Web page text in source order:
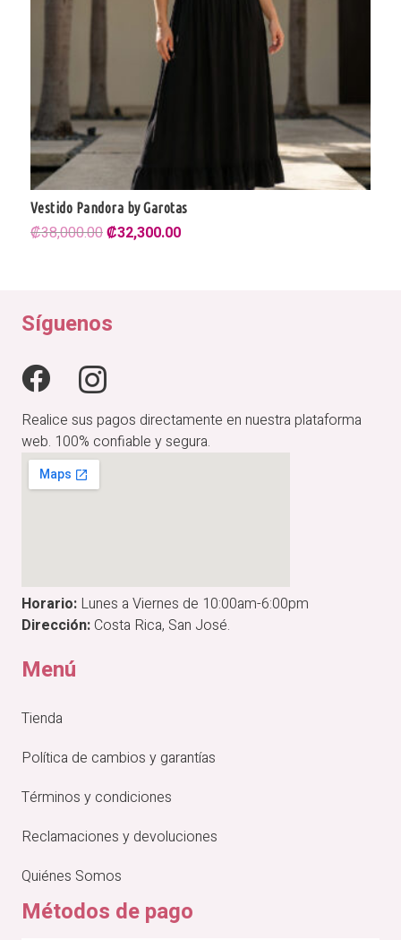
Vestido Pandora by Garotas
₡38,000.00El
₡38,000.00.
₡32,300.00El
Síguenos
Realice sus pagos directamente en nuestra plataforma
web. 100% confiable y segura.
Horario: Lunes a Viernes de 10:00am-6:00pm
Dirección:Costa Rica, San José.
Menú
Tienda
Política de cambios y garantías
Términos y condiciones
Reclamaciones y devoluciones
Quiénes Somos
Métodos de pago